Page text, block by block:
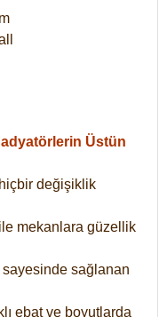
Üstün
değişiklik
mekanlara güzellik
sayesinde sağlanan
ebat ve boyutlarda